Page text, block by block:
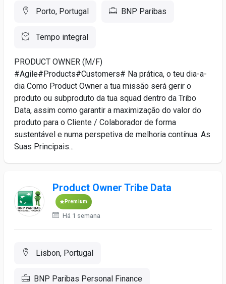
Porto, Portugal BNP Paribas
Tempo integral
PRODUCT OWNER (M/F)
#Agile#Products#Customers# Na prática, o teu dia-a-
dia Como Product Owner a tua missão será gerir o
produto ou subproduto da tua squad dentro da Tribo
Data, assim como garantir a maximização do valor do
produto para o Cliente / Colaborador de forma
sustentável e numa perspetiva de melhoria contínua. As
Suas Principais...
Product Owner Tribe Data
Premium
Há 1 semana
Lisbon, Portugal
BNP Paribas Personal Finance